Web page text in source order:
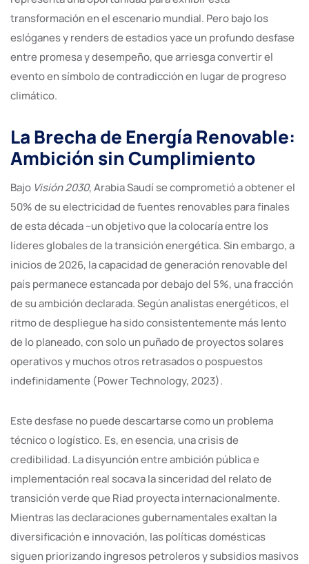
transformación en el escenario mundial. Pero bajo los
eslóganes y renders de estadios yace un profundo desfase
entre promesa y desempeño, que arriesga convertir el
evento en símbolo de contradicción en lugar de progreso
climático.
La Brecha de Energía Renovable:
Ambición sin Cumplimiento
Bajo Visión 2030, Arabia Saudí se comprometió a obtener el
50% de su electricidad de fuentes renovables para finales
de esta década –un objetivo que la colocaría entre los
líderes globales de la transición energética. Sin embargo, a
inicios de 2026, la capacidad de generación renovable del
país permanece estancada por debajo del 5%, una fracción
de su ambición declarada. Según analistas energéticos, el
ritmo de despliegue ha sido consistentemente más lento
de lo planeado, con solo un puñado de proyectos solares
operativos y muchos otros retrasados o pospuestos
indefinidamente (Power Technology, 2023).
Este desfase no puede descartarse como un problema
técnico o logístico. Es, en esencia, una crisis de
credibilidad. La disyunción entre ambición pública e
implementación real socava la sinceridad del relato de
transición verde que Riad proyecta internacionalmente.
Mientras las declaraciones gubernamentales exaltan la
diversificación e innovación, las políticas domésticas
siguen priorizando ingresos petroleros y subsidios masivos